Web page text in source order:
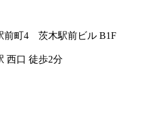
前町4 茨木駅前ビル B1F
西口 徒歩2分